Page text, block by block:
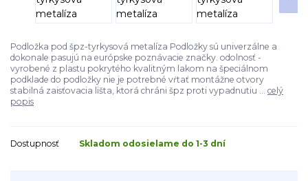
Podložka pod špz-tyrkysová metalíza Podložky sú univerzálne a
dokonale pasujú na európske poznávacie značky. odolnosť -
vyrobené z plastu pokrytého kvalitným lakom na špeciálnom
podklade do podložky nie je potrebné vŕtať montážne otvory
stabilná zaisťovacia lišta, ktorá chráni špz proti vypadnutiu ... celý
popis
Dostupnosť Skladom odosielame do 1-3 dní